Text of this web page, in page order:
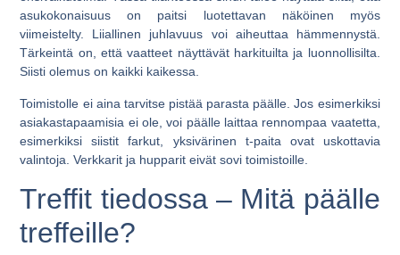
asukokonaisuus on paitsi luotettavan näköinen myös
viimeistelty. Liiallinen juhlavuus voi aiheuttaa hämmennystä.
Tärkeintä on, että vaatteet näyttävät harkituilta ja luonnollisilta.
Siisti olemus on kaikki kaikessa.
Toimistolle ei aina tarvitse pistää parasta päälle. Jos esimerkiksi
asiakastapaamisia ei ole, voi päälle laittaa rennompaa vaatetta,
esimerkiksi siistit farkut, yksivärinen t-paita ovat uskottavia
valintoja. Verkkarit ja hupparit eivät sovi toimistoille.
Treffit tiedossa – Mitä päälle
treffeille?